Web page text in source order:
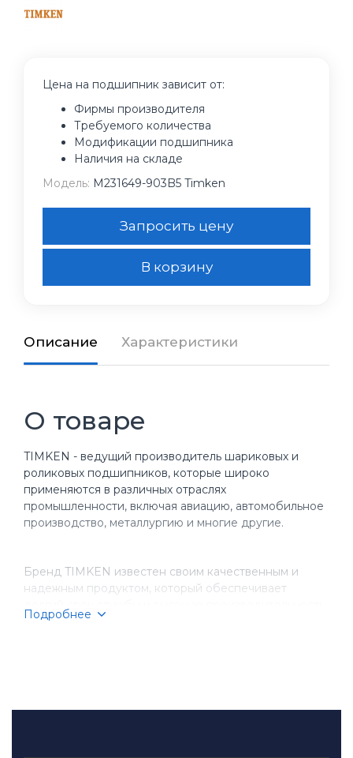
Цена на подшипник зависит от:
Фирмы производителя
Требуемого количества
Модификации подшипника
Наличия на складе
Модель: M231649-903B5 Timken
Запросить цену
В корзину
Описание Характеристики
О товаре
TIMKEN - ведущий производитель шариковых и
роликовых подшипников, которые широко
применяются в различных отраслях
промышленности, включая авиацию, автомобильное
производство, металлургию и многие другие.
Бренд TIMKEN известен своим качественным и
надежным продуктом, который обеспечивает
оборудования. Компания имеет более чем
Подробнее